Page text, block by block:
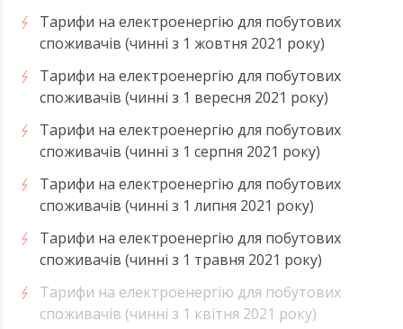
Тарифи на електроенергію для побутових
споживачів (чинні з 1 жовтня 2021 року)
Тарифи на електроенергію для побутових
споживачів (чинні з 1 вересня 2021 року)
Тарифи на електроенергію для побутових
споживачів (чинні з 1 серпня 2021 року)
Тарифи на електроенергію для побутових
споживачів (чинні з 1 липня 2021 року)
Тарифи на електроенергію для побутових
споживачів (чинні з 1 травня 2021 року)
Тарифи на електроенергію для побутових
споживачів (чинні з 1 квітня 2021 року)